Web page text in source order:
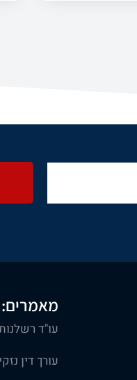
מאמרים:
עו"ד
עורך דין